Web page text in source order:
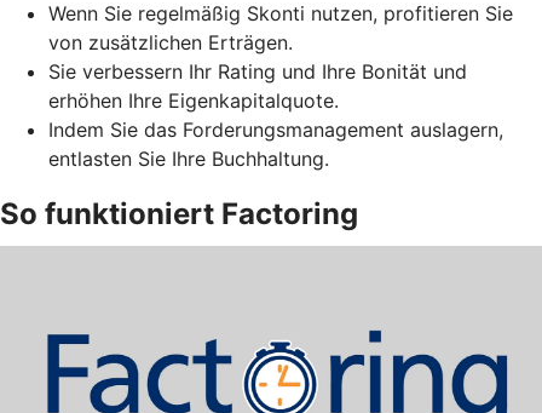
Wenn Sie regelmäßig Skonti nutzen, profitieren Sie
von zusätzlichen Erträgen.
Sie verbessern Ihr Rating und Ihre Bonität und
erhöhen Ihre Eigenkapitalquote.
Indem Sie das Forderungsmanagement auslagern,
entlasten Sie Ihre Buchhaltung.
So funktioniert Factoring